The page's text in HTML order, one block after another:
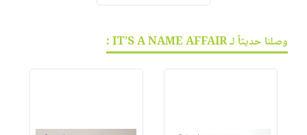
وصلنا حديثاً لـ IT’S A NAME AFFAIR :